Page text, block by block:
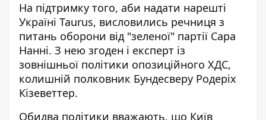
На підтримку того, аби надати нарешті
Україні Taurus, висловились речниця з
питань оборони від "зеленої" партії Сара
Нанні. З нею згоден і експерт із
зовнішньої політики опозиційного ХДС,
колишній полковник Бундесверу Родеріх
Кізеветтер.
Обидва політики вважають, що Київ